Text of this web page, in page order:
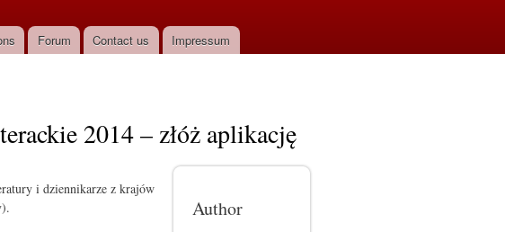
Forum Contact us Impressum
2014 – złóż aplikację
i dziennikarze z krajów
Author